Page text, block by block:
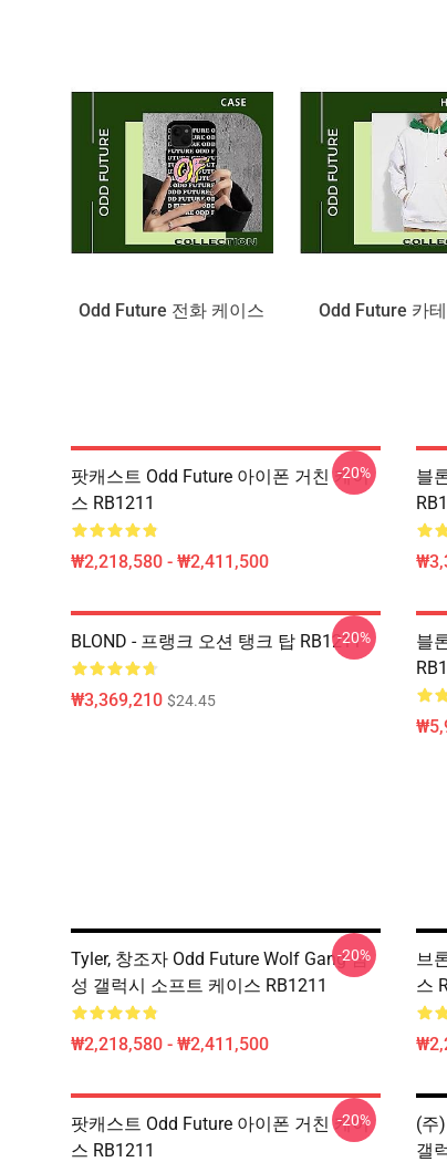
Odd Future 전화 케이스 Odd Future 카
팟캐스트 Odd Future 아이폰 거친 케이
스 RB1211
₩2,218,580 - ₩2,411,500
-20%
블
BLOND - 프랭크 오션 탱크 탑 RB1211
₩3,369,210 $24.45
-20%
블
Tyler, 창조자 Odd Future Wolf Gang 삼
성 갤럭시 소프트 케이스 RB1211
₩2,218,580 - ₩2,411,500
-20%
브
스
팟캐스트 Odd Future 아이폰 거친 케이
스 RB1211
-20%
(주
갤